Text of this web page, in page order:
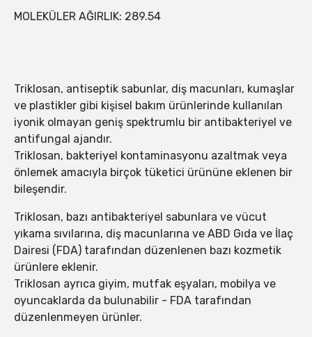
MOLEKÜLER AĞIRLIK: 289.54
Triklosan, antiseptik sabunlar, diş macunları, kumaşlar
ve plastikler gibi kişisel bakım ürünlerinde kullanılan
iyonik olmayan geniş spektrumlu bir antibakteriyel ve
antifungal ajandır.
Triklosan, bakteriyel kontaminasyonu azaltmak veya
önlemek amacıyla birçok tüketici ürününe eklenen bir
bileşendir.
Triklosan, bazı antibakteriyel sabunlara ve vücut
yıkama sıvılarına, diş macunlarına ve ABD Gıda ve İlaç
Dairesi (FDA) tarafından düzenlenen bazı kozmetik
ürünlere eklenir.
Triklosan ayrıca giyim, mutfak eşyaları, mobilya ve
oyuncaklarda da bulunabilir - FDA tarafından
düzenlenmeyen ürünler.